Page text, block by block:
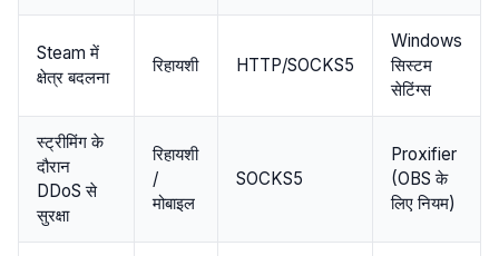
Steam में
क्षेत्र बदलना
रिहायशी HTTP/SOCKS5
Windows
सिस्टम
सेटिंग्स
स्ट्रीमिंग के
दौरान
DDoS से
सुरक्षा
रिहायशी
/
मोबाइल
SOCKS5
Proxifier
(OBS के
लिए नियम)